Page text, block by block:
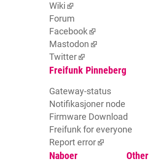
Wiki
Forum
Facebook
Mastodon
Twitter
Freifunk Pinneberg
Gateway-status
Notifikasjoner node
Firmware Download
Freifunk for everyone
Report error
Naboer Other